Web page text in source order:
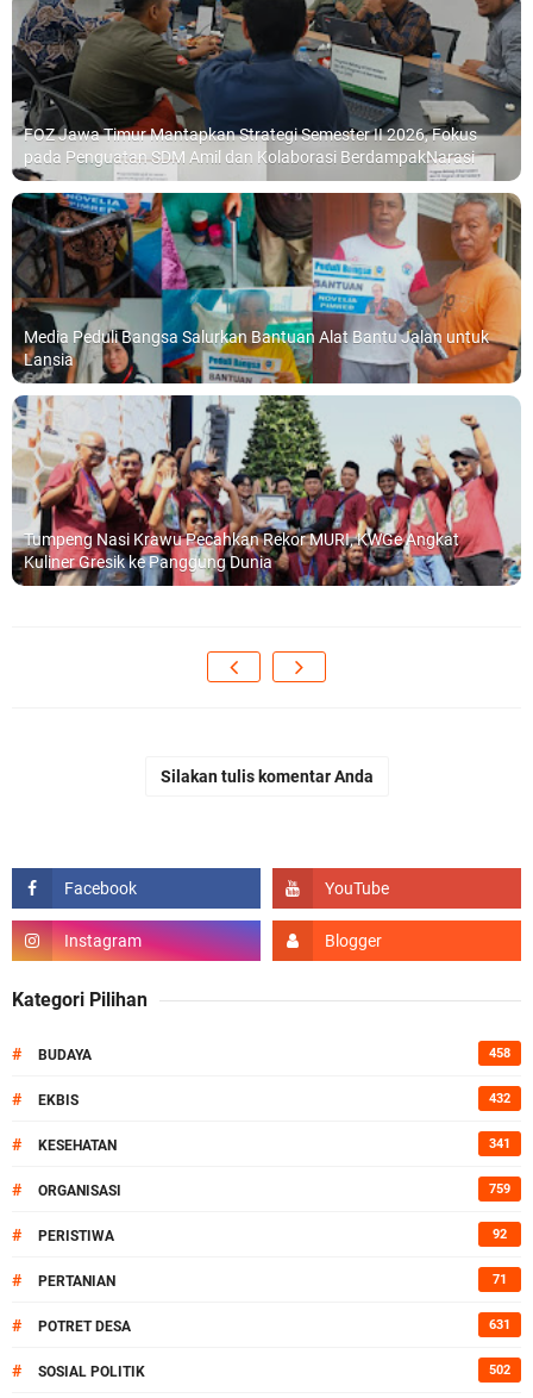
FOZ Jawa Timur Mantapkan Strategi Semester II 2026, Fokus
pada Penguatan SDM Amil dan Kolaborasi BerdampakNarasi
Media Peduli Bangsa Salurkan Bantuan Alat Bantu Jalan untuk
Lansia
Tumpeng Nasi Krawu Pecahkan Rekor MURI, KWGe Angkat
Kuliner Gresik ke Panggung Dunia
Silakan tulis komentar Anda
Kategori Pilihan
# BUDAYA 458
# EKBIS 432
# KESEHATAN 341
# ORGANISASI 759
# PERISTIWA 92
# PERTANIAN 71
# POTRET DESA 631
# SOSIAL POLITIK 502